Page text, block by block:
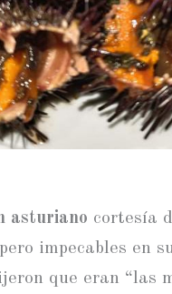
asturiano cortesía
impecables en
que eran